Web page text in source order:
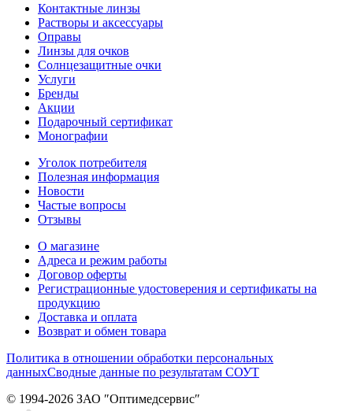
Контактные линзы
Растворы и аксессуары
Оправы
Линзы для очков
Солнцезащитные очки
Услуги
Бренды
Акции
Подарочный сертификат
Монографии
Уголок потребителя
Полезная информация
Новости
Частые вопросы
Отзывы
О магазине
Адреса и режим работы
Договор оферты
Регистрационные удостоверения и сертификаты на
продукцию
Доставка и оплата
Возврат и обмен товара
Политика в отношении обработки персональных
данныхСводные данные по результатам СОУТ
© 1994-2026 ЗАО ″Оптимедсервис″